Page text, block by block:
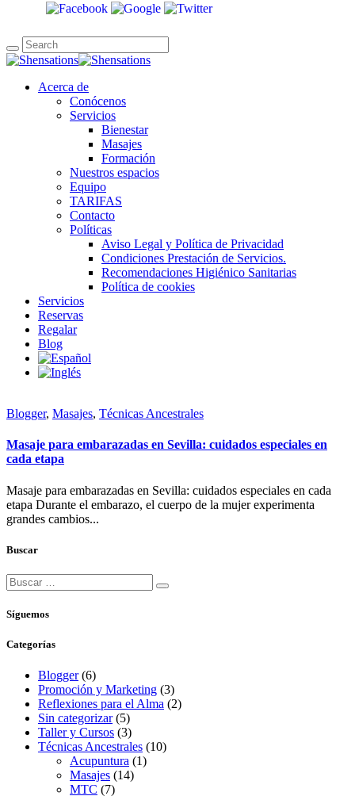
Acerca de
Conócenos
Servicios
Bienestar
Masajes
Formación
Nuestros espacios
Equipo
TARIFAS
Contacto
Políticas
Aviso Legal y Política de Privacidad
Condiciones Prestación de Servicios.
Recomendaciones Higiénico Sanitarias
Política de cookies
Servicios
Reservas
Regalar
Blog
Blogger, Masajes, Técnicas Ancestrales
Masaje para embarazadas en Sevilla: cuidados especiales en
cada etapa
Masaje para embarazadas en Sevilla: cuidados especiales en cada
etapa Durante el embarazo, el cuerpo de la mujer experimenta
grandes cambios...
Buscar
Síguemos
Categorías
Blogger(6)
Promoción y Marketing (3)
Reflexiones para el Alma (2)
Sin categorizar(5)
Taller y Cursos (3)
Técnicas Ancestrales (10)
Acupuntura (1)
Masajes (14)
MTC (7)